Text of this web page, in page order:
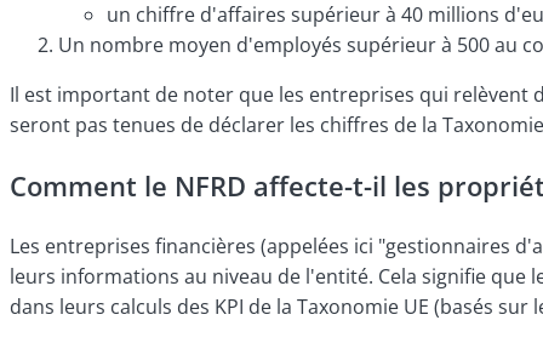
un chiffre d'affaires supérieur à 40 millions
Un nombre moyen d'employés supérieur à 500 au
Il est important de noter que les entreprises qui relèvent
seront pas tenues de déclarer les chiffres de la
Comment le NFRD affecte-t-il les
Les entreprises financières (appelées ici "gestionnaires
leurs informations au niveau de l'entité. Cela signifie
dans leurs calculs des KPI de la Taxonomie UE (basés